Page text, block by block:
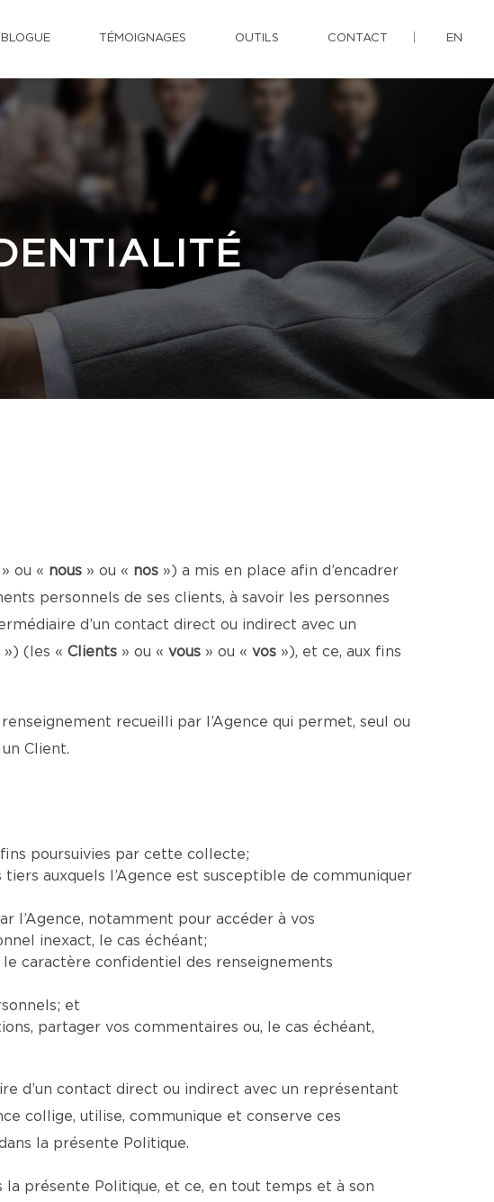
BLOGUE TÉMOIGNAGES OUTILS CONTACT EN
» ou « nous » ou « nos ») a mis en place afin d’encadrer
personnels de ses clients, à savoir les personnes
d’un contact direct ou indirect avec un
») (les « Clients » ou « vous » ou « vos »), et ce, aux fins
recueilli par l’Agence qui permet, seul ou
Client.
poursuivies par cette collecte;
auxquels l’Agence est susceptible de communiquer
l’Agence, notamment pour accéder à vos
inexact, le cas échéant;
caractère confidentiel des renseignements
et
partager vos commentaires ou, le cas échéant,
d’un contact direct ou indirect avec un représentant
collige, utilise, communique et conserve ces
la présente Politique.
présente Politique, et ce, en tout temps et à son